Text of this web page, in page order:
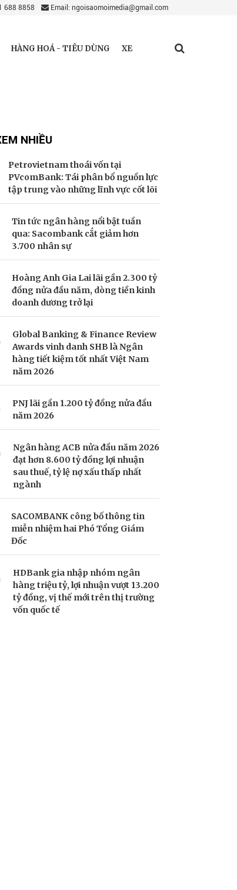
688 8858 Email: ngoisaomoimedia@gmail.com
HÀNG HOÁ - TIÊU DÙNG XE
NHIỀU
Petrovietnam thoái vốn tại
PVcomBank: Tái phân bổ nguồn lực
tập trung vào những lĩnh vực cốt lõi
Tin tức ngân hàng nổi bật tuần
qua: Sacombank cắt giảm hơn
3.700 nhân sự
Hoàng Anh Gia Lai lãi gần 2.300 tỷ
đồng nửa đầu năm, dòng tiền kinh
doanh dương trở lại
Global Banking & Finance Review
Awards vinh danh SHB là Ngân
hàng tiết kiệm tốt nhất Việt Nam
năm 2026
PNJ lãi gần 1.200 tỷ đồng nửa đầu
năm 2026
Ngân hàng ACB nửa đầu năm 2026
đạt hơn 8.600 tỷ đồng lợi nhuận
sau thuế, tỷ lệ nợ xấu thấp nhất
ngành
SACOMBANK công bố thông tin
miễn nhiệm hai Phó Tổng Giám
Đốc
HDBank gia nhập nhóm ngân
hàng triệu tỷ, lợi nhuận vượt 13.200
tỷ đồng, vị thế mới trên thị trường
vốn quốc tế